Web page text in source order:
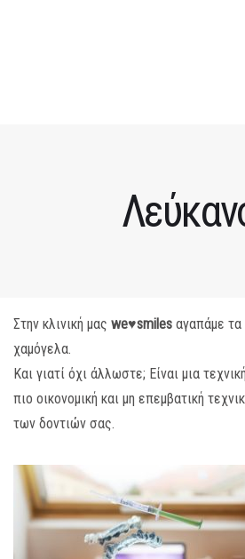
Στην κλινική μας we♥smiles αγαπάμε τα
χαμόγελα.
Και γιατί όχι άλλωστε; Είναι μια
πιο οικονομική και μη επεμβατική
των δοντιών σας.